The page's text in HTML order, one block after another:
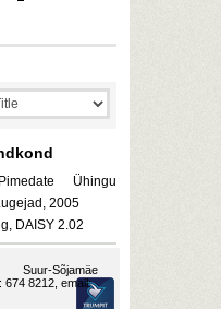
Ühingu
2005
DAISY 2.02
Suur-Sõjamäe
674 8212, email: